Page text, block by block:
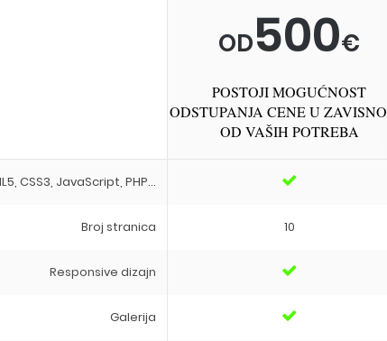
OD500€
POSTOJI MOGUĆNOST
ODSTUPANJA CENE U
OD VAŠIH POTREBA
CSS3, JavaScript, PHP...
Broj stranica 10
Responsive dizajn
Galerija